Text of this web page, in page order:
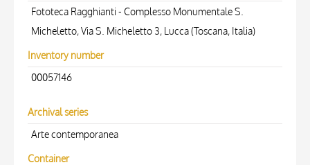
Fototeca Ragghianti - Complesso Monumentale S.
Micheletto, Via S. Micheletto 3, Lucca (Toscana, Italia)
Inventory number
00057146
Archival series
Arte contemporanea
Container